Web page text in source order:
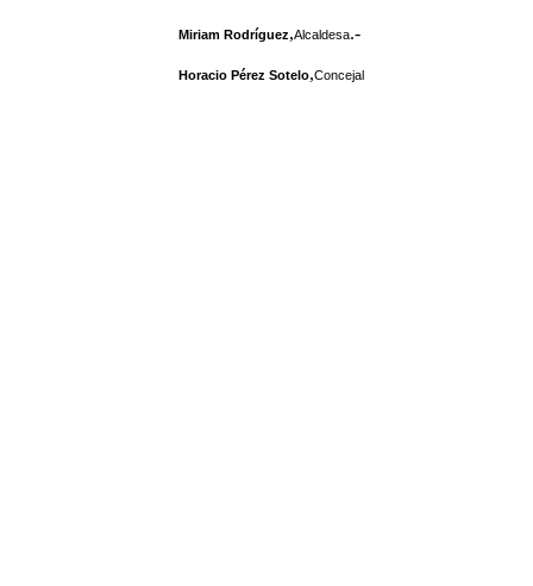
Miriam Rodríguez,Alcaldesa.-
Horacio Pérez Sotelo,Concejal